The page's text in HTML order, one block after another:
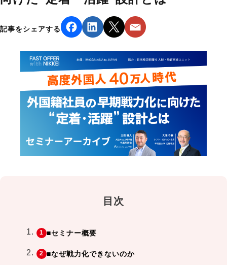
記事をシェアする
目次
■セミナー概要
■なぜ戦力化できないのか